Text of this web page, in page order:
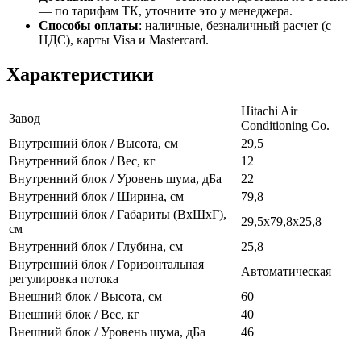
— по тарифам ТК, уточните это у менеджера.
Способы оплаты: наличные, безналичный расчет (с
НДС), карты Visa и Mastercard.
Характеристики
Завод
Hitachi Air
Conditioning Co.
Внутренний блок / Высота, см
29,5
Внутренний блок / Вес, кг
12
Внутренний блок / Уровень шума, дБа
22
Внутренний блок / Ширина, см
79,8
Внутренний блок / Габариты (ВхШхГ),
см
29,5x79,8x25,8
Внутренний блок / Глубина, см
25,8
Внутренний блок / Горизонтальная
регулировка потока
Автоматическая
Внешний блок / Высота, см
60
Внешний блок / Вес, кг
40
Внешний блок / Уровень шума, дБа
46